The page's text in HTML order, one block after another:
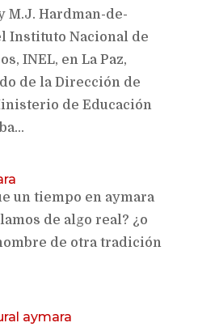
M.J. Hardman-de-
Instituto Nacional de
INEL, en La Paz,
de la Dirección de
de Educación
un tiempo en aymara
de algo real? ¿o
de otra tradición
aymara